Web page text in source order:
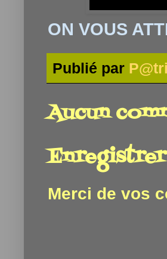
ON VOUS
Publié par
Aucun
Merci de vos